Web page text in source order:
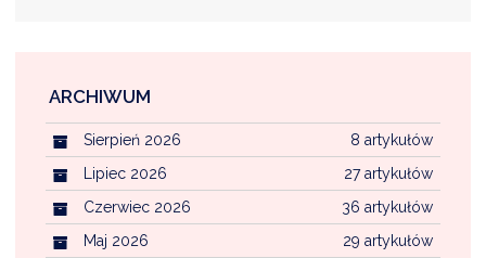
ARCHIWUM
8 artykułów
Sierpień 2026
27 artykułów
Lipiec 2026
36 artykułów
Czerwiec 2026
29 artykułów
Maj 2026